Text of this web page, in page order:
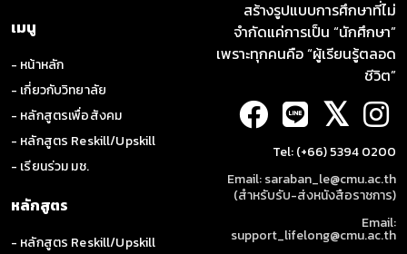
เมนู
- หน้าหลัก
- เกี่ยวกับวิทยาลัย
- หลักสูตรเพื่อสังคม
- หลักสูตร Reskill/Upskill
- เรียนร่วม มช.
หลักสูตร
- หลักสูตร Reskill/Upskill
สร้างรูปแบบการศึกษาที่ไม่
จำกัดแค่การเป็น “นักศึกษา”
เพราะทุกคนคือ “ผู้เรียนรู้ตลอด
ชีวิต”
𝕏
Tel: (+66) 5394 0200
Email: saraban_le@cmu.ac.th
(สำหรับรับ-ส่งหนังสือราชการ)
Email:
support_lifelong@cmu.ac.th